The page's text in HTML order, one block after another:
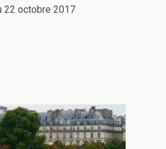
22 octobre 2017